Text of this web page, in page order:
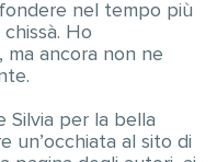
nel tempo più
Ho
ma ancora non ne
Silvia per la bella
un’occhiata al sito di